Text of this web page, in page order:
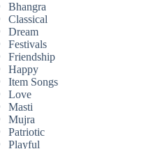
Bhangra
Classical
Dream
Festivals
Friendship
Happy
Item Songs
Love
Masti
Mujra
Patriotic
Playful